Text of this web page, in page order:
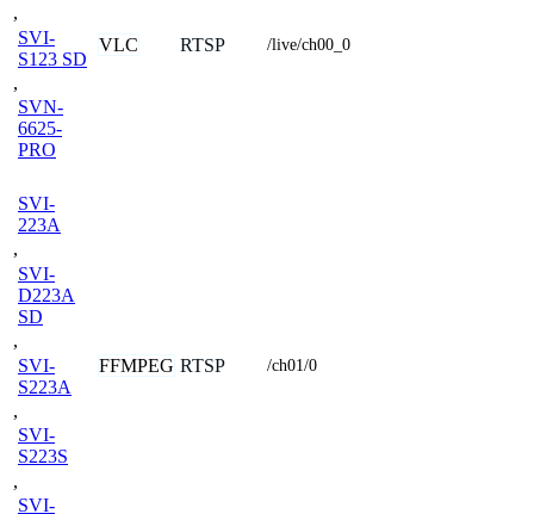
,
SVI-
S123 SD
,
SVN-
6625-
PRO
VLC RTSP /live/ch00_0
SVI-
223A
,
SVI-
D223A
SD
,
SVI-
S223A
,
SVI-
S223S
,
SVI-
FFMPEG RTSP /ch01/0